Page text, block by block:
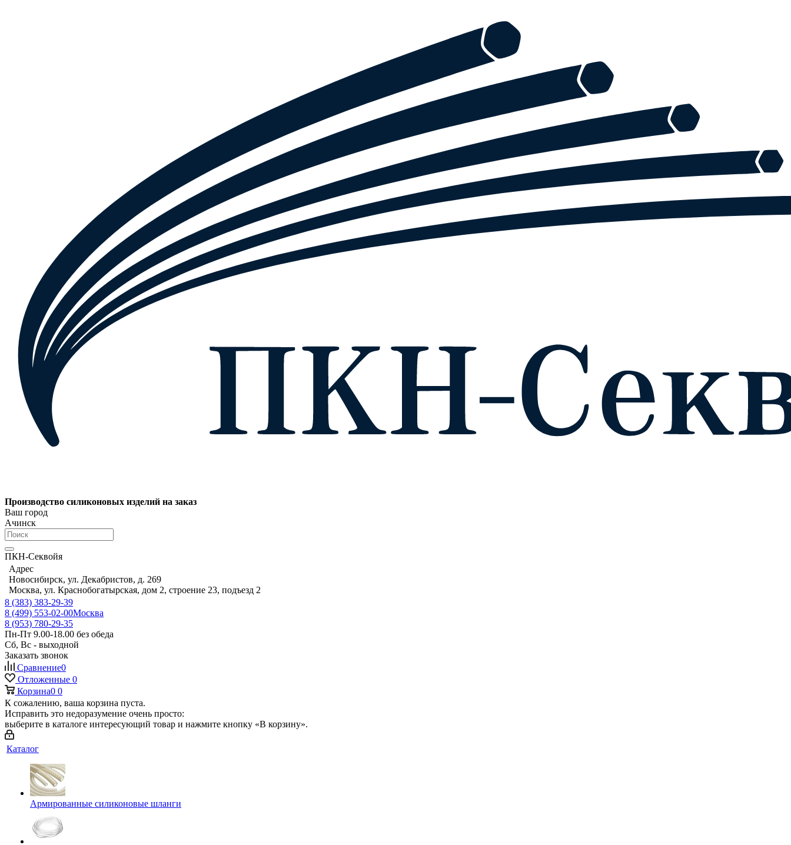
Производство силиконовых изделий на заказ
Ваш город
Ачинск
ПКН-Секвойя
Адрес
Новосибирск, ул. Декабристов, д. 269
Москва, ул. Краснобогатырская, дом 2, строение 23, подъезд 2
8 (383) 383-29-39
8 (499) 553-02-00Москва
8 (953) 780-29-35
Пн-Пт 9.00-18.00 без обеда
Сб, Вс - выходной
Заказать звонок
Сравнение0
Отложенные 0
Корзина0 0
К сожалению, ваша корзина пуста.
Исправить это недоразумение очень просто:
выберите в каталоге интересующий товар и нажмите кнопку «В корзину».
Каталог
Армированные силиконовые шланги